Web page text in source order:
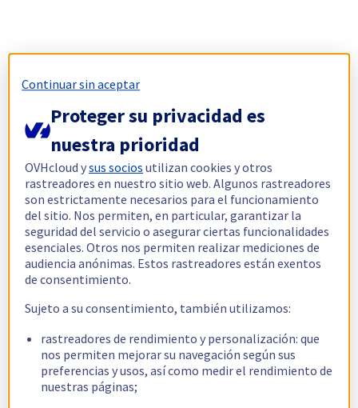
Continuar sin aceptar
Proteger su privacidad es
nuestra prioridad
OVHcloud ysus socios utilizan cookies y otros
rastreadores en nuestro sitio web. Algunos rastreadores
son estrictamente necesarios para el funcionamiento
del sitio. Nos permiten, en particular, garantizar la
seguridad del servicio o asegurar ciertas funcionalidades
esenciales. Otros nos permiten realizar mediciones de
audiencia anónimas. Estos rastreadores están exentos
de consentimiento.
Sujeto a su consentimiento, también utilizamos:
rastreadores de rendimiento y personalización: que
nos permiten mejorar su navegación según sus
preferencias y usos, así como medir el rendimiento de
nuestras páginas;